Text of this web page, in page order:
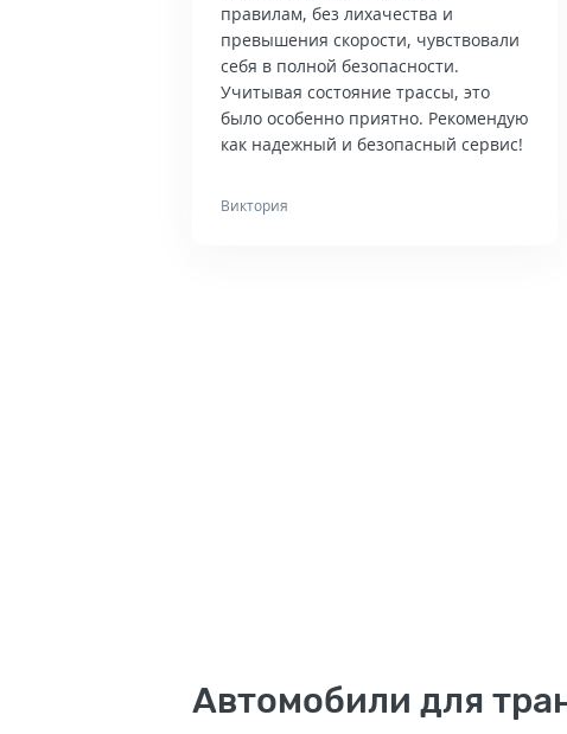
правилам, без лихачества и
превышения скорости, чувствовали
себя в полной безопасности.
Учитывая состояние трассы, это
было особенно приятно. Рекомендую
как надежный и безопасный сервис!
Виктория
Автомобили для